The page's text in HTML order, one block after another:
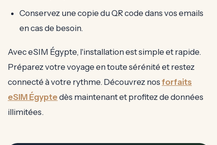
Conservez une copie du QR code dans vos emails
en cas de besoin.
Avec eSIM Égypte, l'installation est simple et rapide.
Préparez votre voyage en toute sérénité et restez
connecté à votre rythme. Découvrez nos forfaits
eSIM Égypte dès maintenant et profitez de données
illimitées.